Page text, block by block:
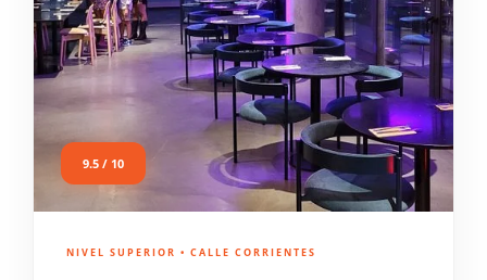
9.5 / 10
NIVEL SUPERIOR • CALLE CORRIENTES